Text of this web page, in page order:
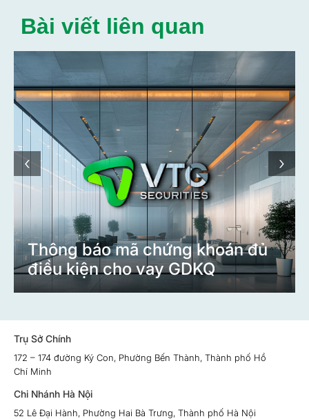
Bài viết liên quan
Thông báo mã chứng khoán đủ
điều kiện cho vay GDKQ
‹ ›
Trụ Sở Chính
172 – 174 đường Ký Con, Phường Bến Thành, Thành phố Hồ
Chí Minh
Chi Nhánh Hà Nội
52 Lê Đại Hành, Phường Hai Bà Trưng, Thành phố Hà Nội